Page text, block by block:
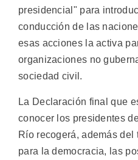
presidencial" para
conducción de las
esas acciones la activa
organizaciones no
sociedad civil.
La Declaración final que
conocer los presidentes
Río recogerá, además del
para la democracia, las